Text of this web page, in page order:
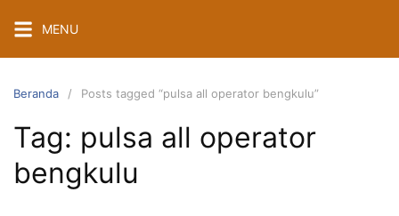
ke
konten
MENU
Beranda Posts tagged “pulsa all operator bengkulu”
Tag: pulsa all operator
bengkulu